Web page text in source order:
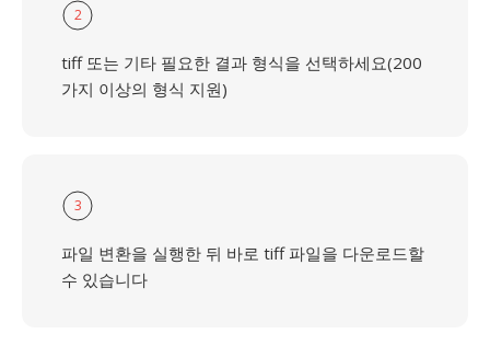
2
tiff 또는 기타 필요한 결과 형식을 선택하세요(200
가지 이상의 형식 지원)
3
파일 변환을 실행한 뒤 바로 tiff 파일을 다운로드할
수 있습니다